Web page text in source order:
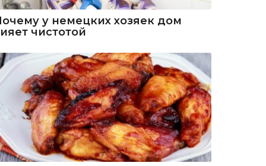
у немецких хозяек дом
чистотой